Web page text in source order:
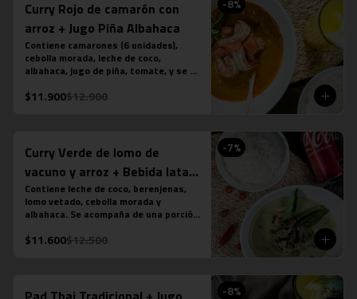
-8%
Curry Rojo de camarón con
arroz + Jugo Piña Albahaca
Contiene camarones (6 unidades),
cebolla morada, leche de coco,
albahaca, jugo de piña, tomate, y se
jazmín. (contiene salsa de pescado).
$11.900$12.900
-7%
Curry Verde de lomo de
vacuno y arroz + Bebida lata
350 cc
Contiene leche de coco, berenjenas,
lomo vetado, cebolla morada y
albahaca. Se acompaña de una porción
pescado). Más bebida en lata a tu
$11.600$12.500
-8%